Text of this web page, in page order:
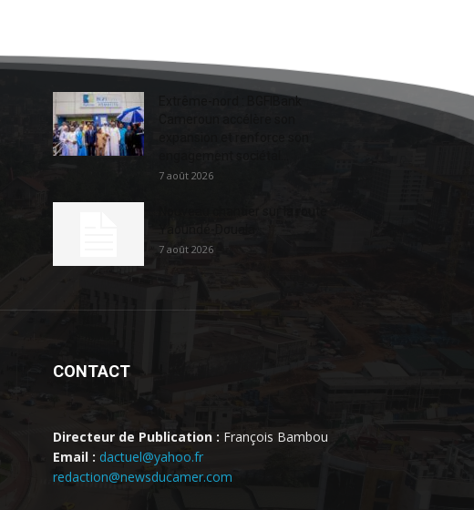
Extrême-nord : BGFIBank
7 août 2026
7 août 2026
CONTACT
Directeur de Publication : François Bambou
Email : dactuel@yahoo.fr
redaction@newsducamer.com